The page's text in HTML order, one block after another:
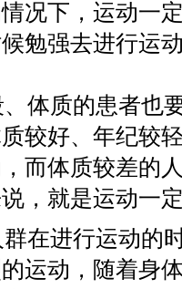
况下，运动一
勉强去进行运
体质的患者也
较好、年纪较
而体质较差的
，就是运动一
在进行运动的
运动，随着身